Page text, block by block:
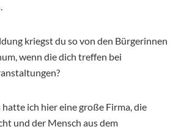
kriegst du so von den Bürgerinnen
wenn die dich treffen bei
hatte ich hier eine große Firma, die
und der Mensch aus dem